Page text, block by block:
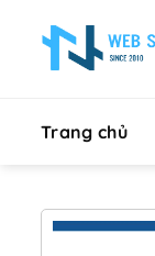
Trang chủ